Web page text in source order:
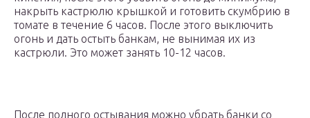
накрыть кастрюлю крышкой и готовить скумбрию в
томате в течение 6 часов. После этого выключить
огонь и дать остыть банкам, не вынимая их из
кастрюли. Это может занять 10-12 часов.
После полного остывания можно убрать банки со